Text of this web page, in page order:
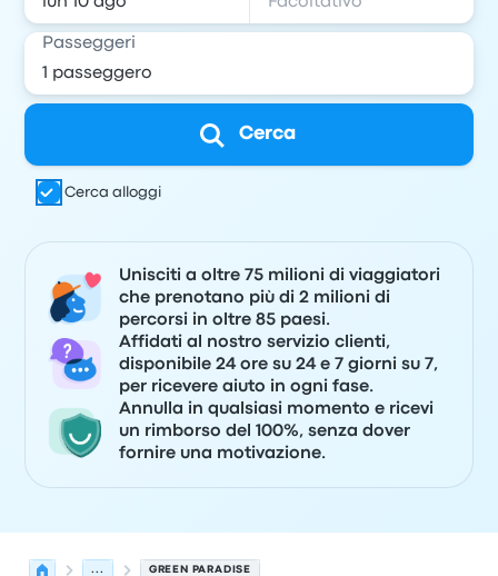
Passeggeri
Cerca
Cerca alloggi
Unisciti a oltre 75 milioni di viaggiatori
che prenotano più di 2 milioni di
percorsi in oltre 85 paesi.
Affidati al nostro servizio clienti,
disponibile 24 ore su 24 e 7 giorni su 7,
per ricevere aiuto in ogni fase.
Annulla in qualsiasi momento e ricevi
un rimborso del 100%, senza dover
fornire una motivazione.
... GREEN PARADISE